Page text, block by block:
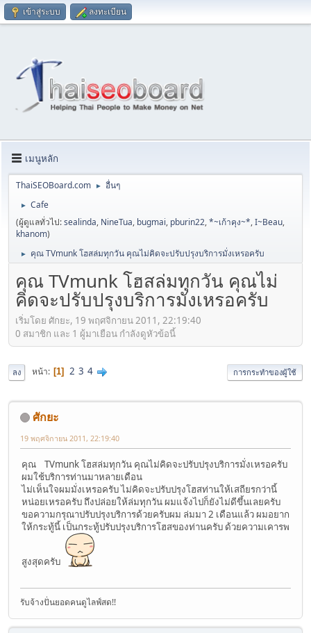
เข้าสู่ระบบ ลงทะเบียน
เมนูหลัก
ThaiSEOBoard.com ► อื่นๆ
►
Cafe
(ผู้ดูแลทั่วไป:sealinda, NineTua, bugmai, pburin22,*~เก้าคุง~*,I~Beau,
khanom)
► คุณ TVmunk โฮสล่มทุกวัน คุณไม่คิดจะปรับปรุงบริการมั่งเหรอครับ
คุณ TVmunk โฮสล่มทุกวัน คุณไม่
คิดจะปรับปรุงบริการมั่งเหรอครับ
เริ่มโดย ศักยะ, 19 พฤศจิกายน 2011, 22:19:40
0 สมาชิก และ 1 ผู้มาเยือน กำลังดูหัวข้อนี้
ลง หน้า 1 2 3 4 การกระทำของผู้ใช้
ศักยะ
19 พฤศจิกายน 2011, 22:19:40
คุณ TVmunk โฮสล่มทุกวัน คุณไม่คิดจะปรับปรุงบริการมั่งเหรอครับ
ผมใช้บริการท่านมาหลายเดือน
ไม่เห็นใจผมมั่งเหรอครับ ไม่คิดจะปรับปรุงโฮสท่านให้เสถียรกว่านี้
หน่อยเหรอครับ ถึงปล่อยให้ล่มทุกวัน ผมแจ้งไปก็ยังไม่ดีขึ้นเลยครับ
ขอความกรุณาปรับปรุงบริการด้วยครับผม ล่มมา 2 เดือนแล้ว ผมอยาก
ให้กระทู้นี้ เป็นกระทู้ปรับปรุงบริการโฮสของท่านครับ ด้วยความเคารพ
สูงสุดครับ
รับจ้างปั่นยอดคนดูไลฟ์สด!!